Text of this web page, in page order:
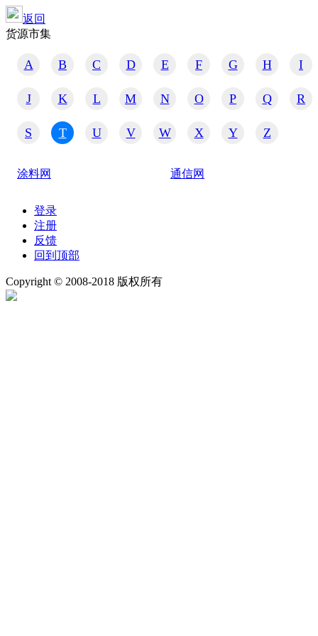
返回
货源市集
A B C D E F G H I
J K L M N O P Q R
S T U V W X Y Z
涂料网 通信网
登录
注册
反馈
回到顶部
Copyright © 2008-2018 版权所有